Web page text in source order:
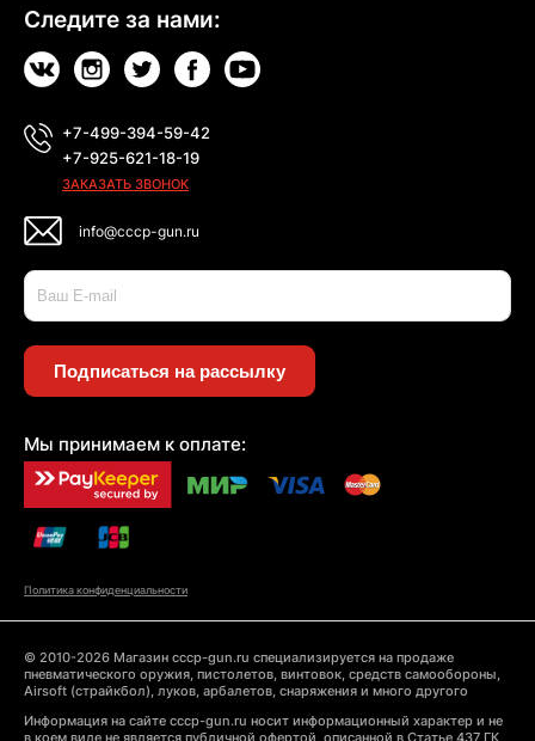
Следите за нами:
+7-499-394-59-42
+7-925-621-18-19
ЗАКАЗАТЬ ЗВОНОК
info@cccp-gun.ru
Подписаться на рассылку
Мы принимаем к оплате:
Политика конфиденциальности
© 2010-2026 Магазин cccp-gun.ru специализируется на продаже
пневматического оружия, пистолетов, винтовок, средств самообороны,
Airsoft (страйкбол), луков, арбалетов, снаряжения и много другого
Информация на сайте cccp-gun.ru носит информационный характер и не
в коем виде не является публичной офертой, описанной в Статье 437 ГК